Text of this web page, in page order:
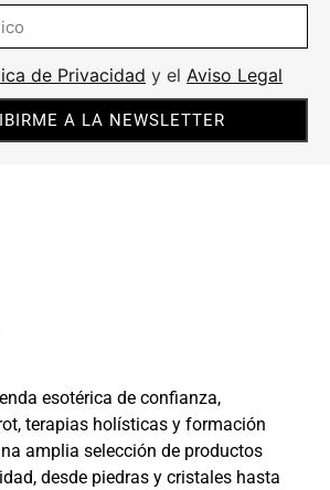
de Privacidad y el Aviso Legal
A LA NEWSLETTER
esotérica de confianza,
terapias holísticas y formación
amplia selección de productos
desde piedras y cristales hasta